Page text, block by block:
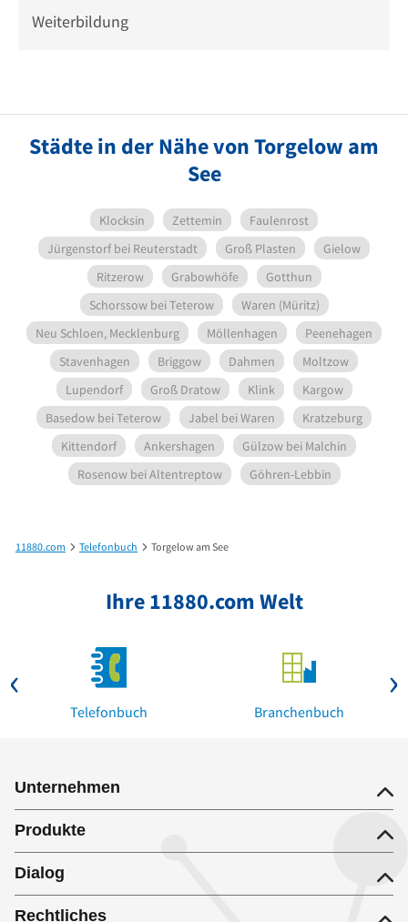
Weiterbildung
Städte in der Nähe von Torgelow am
See
Klocksin Zettemin
Faulenrost
Jürgenstorf bei Reuterstadt
Groß Plasten
Gielow
Ritzerow
Grabowhöfe
Gotthun
Schorssow bei Teterow
Waren (Müritz)
Neu Schloen, Mecklenburg
Möllenhagen
Peenehagen
Stavenhagen
Briggow Dahmen
Moltzow
Lupendorf
Groß Dratow Klink
Kargow
Basedow bei Teterow
Jabel bei Waren
Kratzeburg
Kittendorf
Ankershagen
Gülzow bei Malchin
Rosenow bei Altentreptow
Göhren-Lebbin
11880.com Telefonbuch Torgelow am See
Ihre 11880.com Welt
Telefonbuch Branchenbuch
Unternehmen
Produkte
Dialog
Rechtliches